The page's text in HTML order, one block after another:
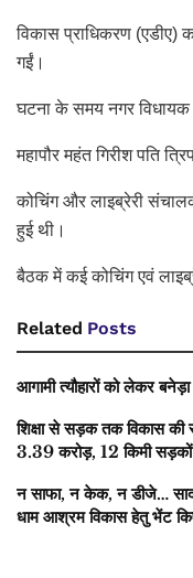
विकास प्राधिकरण (एडीए)
गईं।
घटना के समय नगर विधायक
महापौर महंत गिरीश पति
कोचिंग और लाइब्रेरी
हुई थी।
बैठक में कई कोचिंग एवं
Related Posts
आगामी त्यौहारों को लेकर
शिक्षा से सड़क तक विकास की
3.39 करोड़, 12 किमी
न साफा, न केक, न डीजे…
धाम आश्रम विकास हेतु भेंट